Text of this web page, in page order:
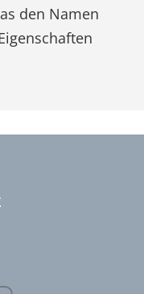
den Namen